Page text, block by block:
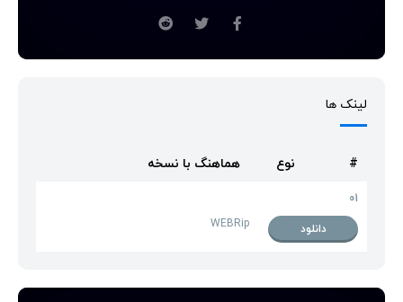
لینک ها
# نوع هماهنگ با نسخه
01
دانلود
WEBRip